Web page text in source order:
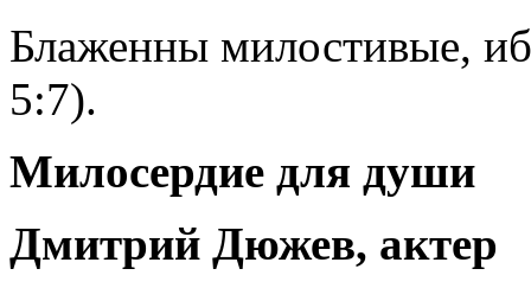
Блаженны милостивые,
5:7).
Милосердие для души
Дмитрий Дюжев, актер